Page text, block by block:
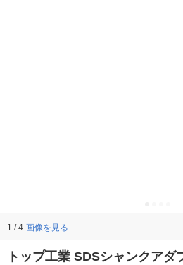
1 / 4 画像を見る
トップ工業 SDSシャンクア